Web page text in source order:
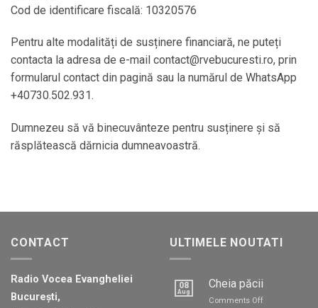
Cod de identificare fiscală: 10320576
Pentru alte modalități de susținere financiară, ne puteți
contacta la adresa de e-mail contact@rvebucuresti.ro, prin
formularul contact din pagină sau la numărul de WhatsApp
+40730.502.931.
Dumnezeu să vă binecuvânteze pentru susținere și să
răsplătească dărnicia dumneavoastră.
CONTACT
Radio Vocea Evangheliei
București,
ULTIMELE NOUTATI
08
Aug
Cheia păcii
Comments Offon